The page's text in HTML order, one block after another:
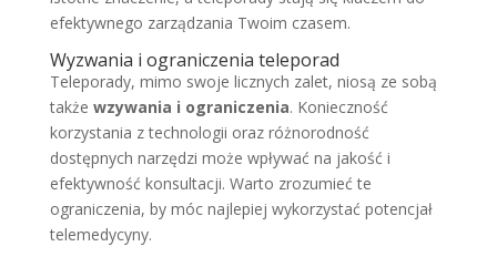
efektywnego zarządzania Twoim czasem.
Wyzwania i ograniczenia teleporad
Teleporady, mimo swoje licznych zalet, niosą ze sobą
także wzywania i ograniczenia. Konieczność
korzystania z technologii oraz różnorodność
dostępnych narzędzi może wpływać na jakość i
efektywność konsultacji. Warto zrozumieć te
ograniczenia, by móc najlepiej wykorzystać potencjał
telemedycyny.